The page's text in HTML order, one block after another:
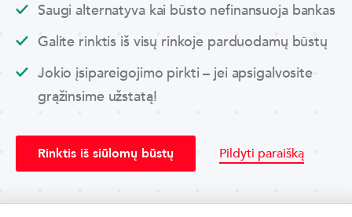
Saugi alternatyva kai būsto nefinansuoja bankas
Galite rinktis iš visų rinkoje parduodamų būstų
Jokio įsipareigojimo pirkti – jei apsigalvosite
grąžinsime užstatą!
Rinktis iš siūlomų būstų Pildyti paraišką